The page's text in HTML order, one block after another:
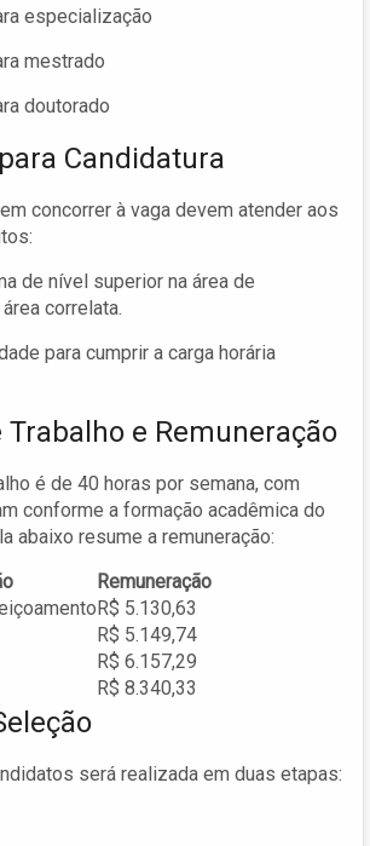
especialização
mestrado
doutorado
Candidatura
concorrer à vaga devem atender aos
de nível superior na área de
correlata.
para cumprir a carga horária
e Remuneração
é de 40 horas por semana, com
conforme a formação acadêmica do
abaixo resume a remuneração:
Remuneração
R$ 5.130,63
R$ 5.149,74
R$ 6.157,29
R$ 8.340,33
será realizada em duas etapas: